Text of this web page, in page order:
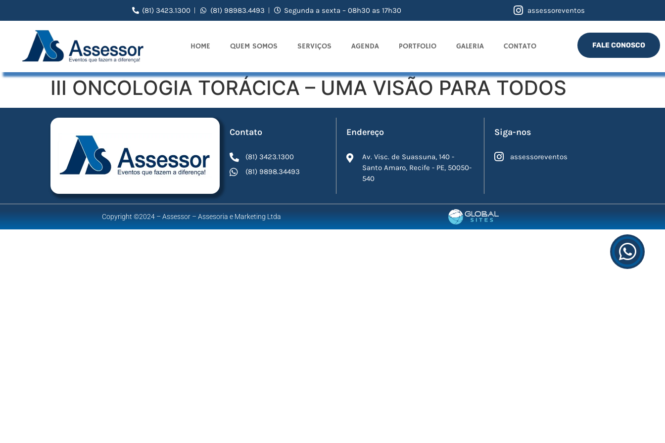
(81) 3423.1300 (81) 98983.4493 Segunda a sexta – 08h30 as 17h30 assessoreventos
HOME QUEM SOMOS SERVIÇOS AGENDA PORTFOLIO GALERIA CONTATO FALE CONOSCO
III ONCOLOGIA TORÁCICA – UMA VISÃO PARA TODOS
Contato
(81) 3423.1300
(81) 9898.34493
Endereço
Av. Visc. de Suassuna, 140 -
Santo Amaro, Recife - PE, 50050-
540
Siga-nos
assessoreventos
Copyright ©2024 – Assessor – Assesoria e Marketing Ltda